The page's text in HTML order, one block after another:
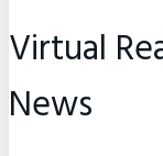
Virtual
News